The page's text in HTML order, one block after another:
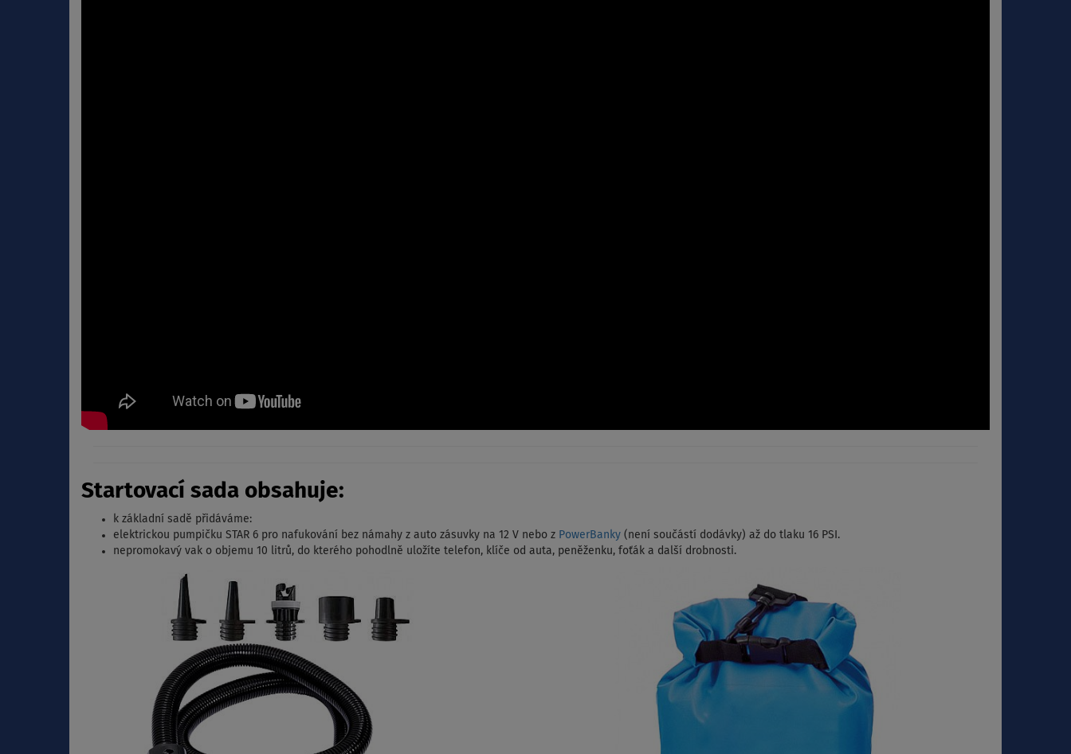
Startovací sada obsahuje:
k základní sadě přidáváme:
elektrickou pumpičku STAR 6 pro nafukování bez námahy z auto zásuvky na 12 V nebo z PowerBanky (není součástí dodávky) až do tlaku 16 PSI.
nepromokavý vak o objemu 10 litrů, do kterého pohodlně uložíte telefon, klíče od auta, peněženku, foťák a další drobnosti.